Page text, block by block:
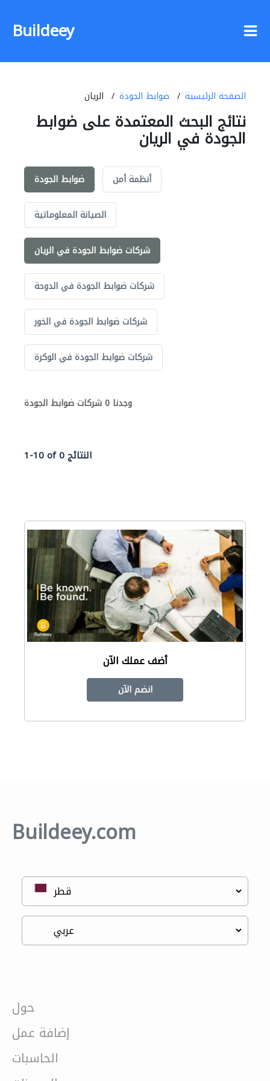
Buildeey
الصفحة الرئيسية ضوابط الجودة الريان
نتائج البحث المعتمدة على ضوابط
الجودة في الريان
ضوابط الجودة أنظمة أمن
الصيانة المعلوماتية
شركات ضوابط الجودة في الريان
شركات ضوابط الجودة في الدوحة
شركات ضوابط الجودة في الخور
شركات ضوابط الجودة في الوكرة
وجدنا 0 شركات ضوابط الجودة
1-10 of 0 النتائج
أضف عملك الآن
انضم الآن
Buildeey.com
حول
إضافة عمل
الحاسبات